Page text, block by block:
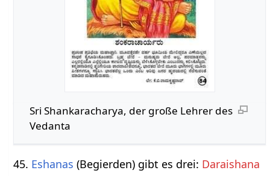
Sri Shankaracharya, der große Lehrer des
Vedanta
45. Eshanas (Begierden) gibt es drei: Daraishana